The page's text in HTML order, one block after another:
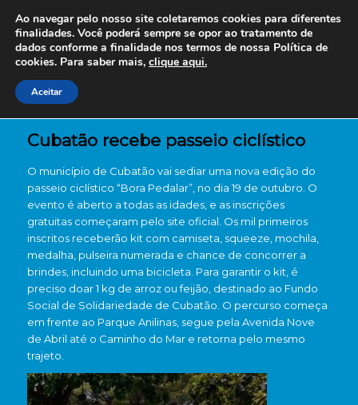
Cubatão recebe passeio ciclístico
O município de Cubatão vai sediar uma nova edição do
passeio ciclístico “Bora Pedalar”, no dia 19 de outubro. O
evento é aberto a todas as idades, e as inscrições
gratuitas começaram pelo site oficial. Os mil primeiros
inscritos receberão kit com camiseta, squeeze, mochila,
medalha, pulseira numerada e chance de concorrer a
brindes, incluindo uma bicicleta. Para garantir o kit, é
preciso doar 1 kg de arroz ou feijão, destinado ao Fundo
Social de Solidariedade de Cubatão. O percurso começa
em frente ao Parque Anilinas, segue pela Avenida Nove
de Abril até o Caminho do Mar e retorna pelo mesmo
trajeto.
Ao navegar pelo nosso site coletaremos cookies para diferentes
finalidades. Você poderá sempre se opor ao tratamento de
dados conforme a finalidade nos termos de nossa Política de
cookies. Para saber mais, clique aqui.
Aceitar